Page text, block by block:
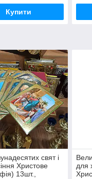
Купити
свят і
Христове
13шт.,
для